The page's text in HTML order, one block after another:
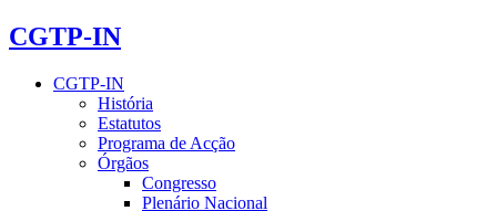
CGTP-IN
CGTP-IN
História
Estatutos
Programa de Acção
Órgãos
Congresso
Plenário Nacional